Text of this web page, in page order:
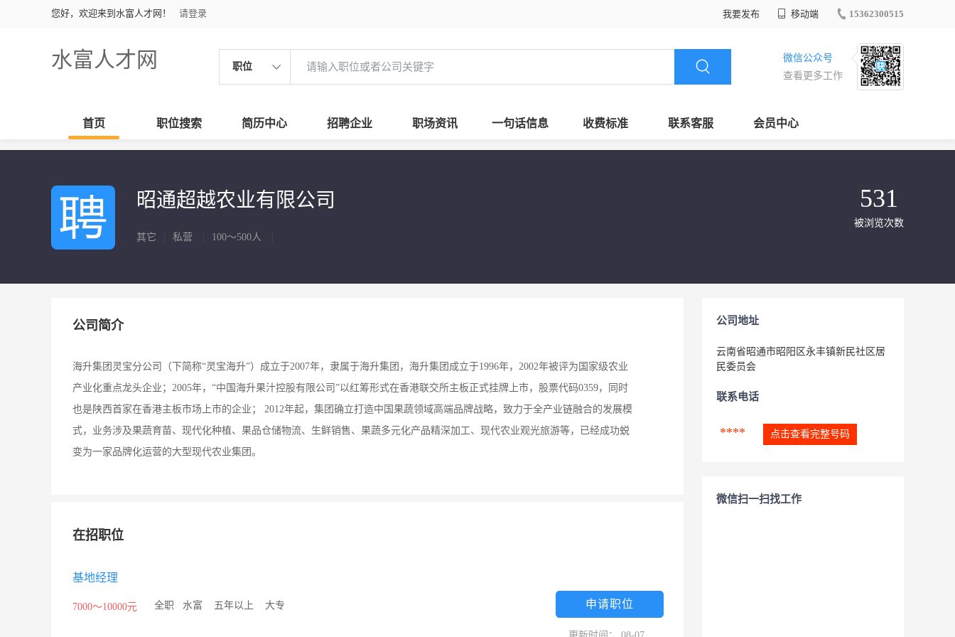
您好，欢迎来到水富人才网！ 请登录 我要发布 移动端 15362300515
水富人才网 职位
微信公众号
查看更多工作
首页 职位搜索 简历中心 招聘企业 职场资讯 一句话信息 收费标准 联系客服 会员中心
昭通超越农业有限公司
其它 私营 100～500人
531
被浏览次数
公司简介
海升集团灵宝分公司（下简称“灵宝海升”）成立于2007年，隶属于海升集团，海升集团成立于1996年，2002年被评为国家级农业
产业化重点龙头企业；2005年，“中国海升果汁控股有限公司”以红筹形式在香港联交所主板正式挂牌上市，股票代码0359，同时
也是陕西首家在香港主板市场上市的企业； 2012年起，集团确立打造中国果蔬领域高端品牌战略，致力于全产业链融合的发展模
式，业务涉及果蔬育苗、现代化种植、果品仓储物流、生鲜销售、果蔬多元化产品精深加工、现代农业观光旅游等，已经成功蜕
变为一家品牌化运营的大型现代农业集团。
在招职位
基地经理
7000～10000元 全职 水富 五年以上 大专 申请职位
公司地址
云南省昭通市昭阳区永丰镇新民社区居
民委员会
联系电话
**** 点击查看完整号码
微信扫一扫找工作